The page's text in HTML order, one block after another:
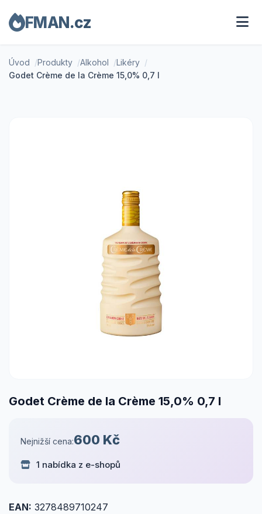
FMAN.cz
Úvod Produkty Alkohol
Likéry
Godet Crème de la Crème 15,0% 0,7 l
Godet Crème de la Crème 15,0% 0,7 l
Nejnižší cena:600 Kč
1 nabídka z e-shopů
EAN: 3278489710247